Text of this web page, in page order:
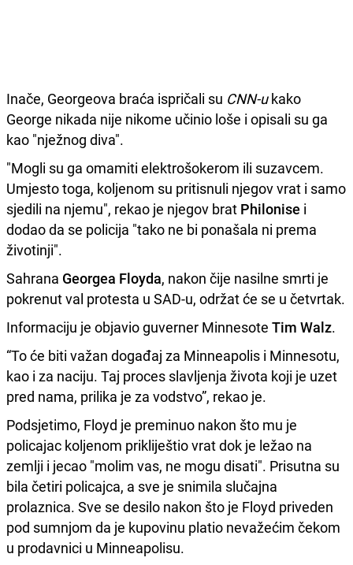
Inače, Georgeova braća ispričali su CNN-ukako
George nikada nije nikome učinio loše i opisali su ga
kao "nježnog diva".
"Mogli su ga omamiti elektrošokerom ili suzavcem.
Umjesto toga, koljenom su pritisnuli njegov vrat i samo
sjedili na njemu", rekao je njegov brat Philonise i
dodao da se policija "tako ne bi ponašala ni prema
životinji".
Sahrana Georgea Floyda, nakon čije nasilne smrti je
pokrenut val protesta u SAD-u, održat će se u četvrtak.
Informaciju je objavio guverner Minnesote Tim Walz.
“To će biti važan događaj za Minneapolis i Minnesotu,
kao i za naciju. Taj proces slavljenja života koji je uzet
pred nama, prilika je za vodstvo”, rekao je.
Podsjetimo, Floyd je preminuo nakon što mu je
policajac koljenom prikliještio vrat dok je ležao na
zemlji i jecao "molim vas, ne mogu disati". Prisutna su
bila četiri policajca, a sve je snimila slučajna
prolaznica. Sve se desilo nakon što je Floyd priveden
pod sumnjom da je kupovinu platio nevažećim čekom
u prodavnici u Minneapolisu.